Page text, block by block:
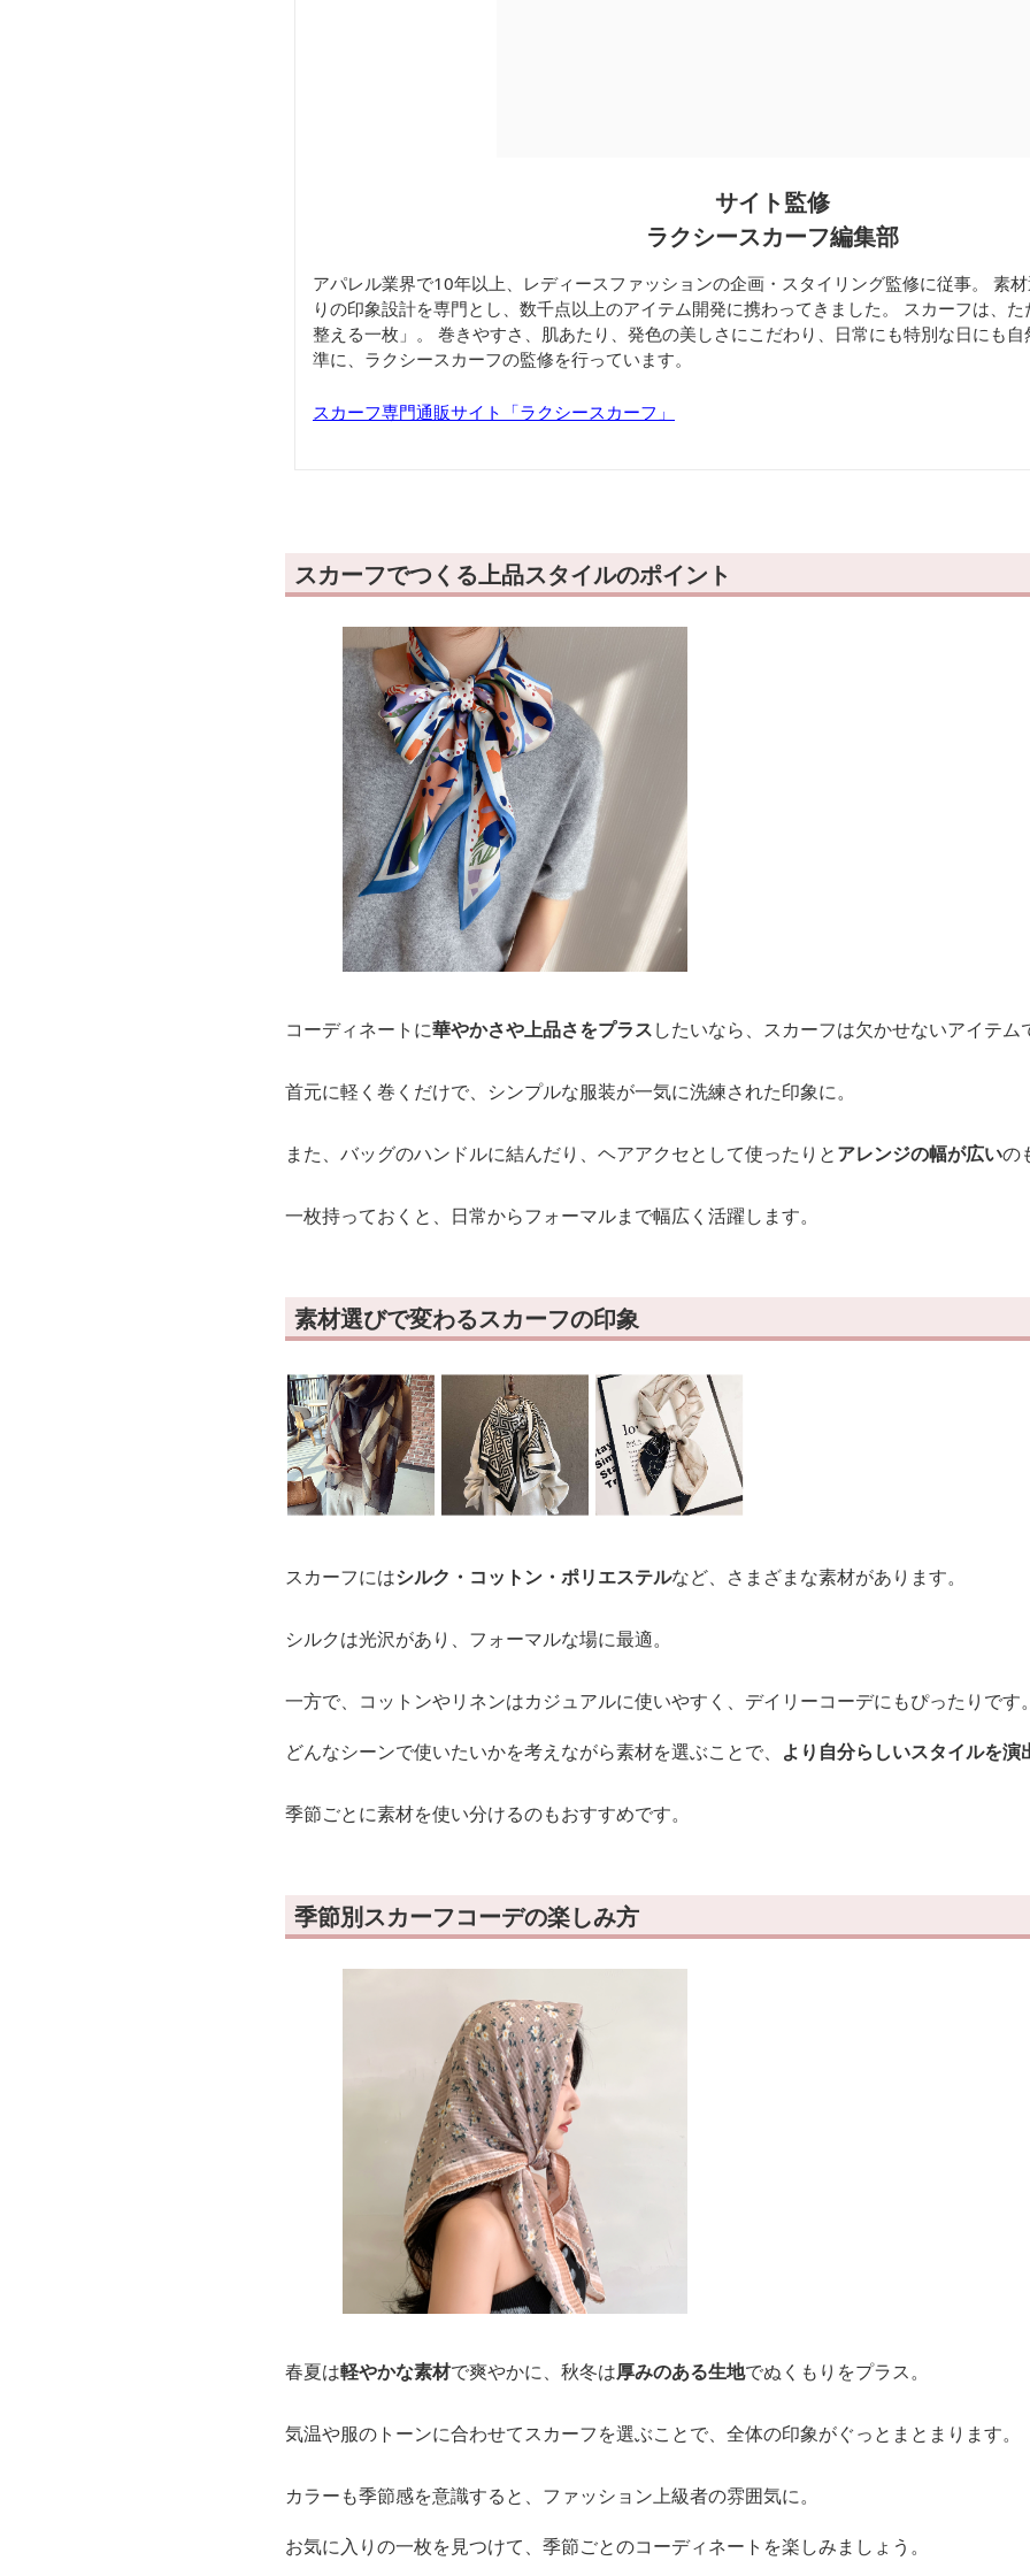
サイト監修
ラクシースカーフ編集部
アパレル業界で10年以上、レディースファッションの企画・スタイリング監修に従事。 素
りの印象設計を専門とし、数千点以上のアイテム開発に携わってきました。 スカーフは、
整える一枚」。 巻きやすさ、肌あたり、発色の美しさにこだわり、日常にも特別な日にも
準に、ラクシースカーフの監修を行っています。
スカーフ専門通販サイト「ラクシースカーフ」
スカーフでつくる上品スタイルのポイント
コーディネートに華やかさや上品さをプラスしたいなら、スカーフは欠かせないアイテム
首元に軽く巻くだけで、シンプルな服装が一気に洗練された印象に。
また、バッグのハンドルに結んだり、ヘアアクセとして使ったりとアレンジの幅が広いの
一枚持っておくと、日常からフォーマルまで幅広く活躍します。
素材選びで変わるスカーフの印象
スカーフにはシルク・コットン・ポリエステルなど、さまざまな素材があります。
シルクは光沢があり、フォーマルな場に最適。
一方で、コットンやリネンはカジュアルに使いやすく、デイリーコーデにもぴったりです
どんなシーンで使いたいかを考えながら素材を選ぶことで、 より自分らしいスタイルを演
季節ごとに素材を使い分けるのもおすすめです。
季節別スカーフコーデの楽しみ方
春夏は軽やかな素材で爽やかに、秋冬は厚みのある生地でぬくもりをプラス。
気温や服のトーンに合わせてスカーフを選ぶことで、全体の印象がぐっとまとまります。
カラーも季節感を意識すると、ファッション上級者の雰囲気に。
お気に入りの一枚を見つけて、季節ごとのコーディネートを楽しみましょう。